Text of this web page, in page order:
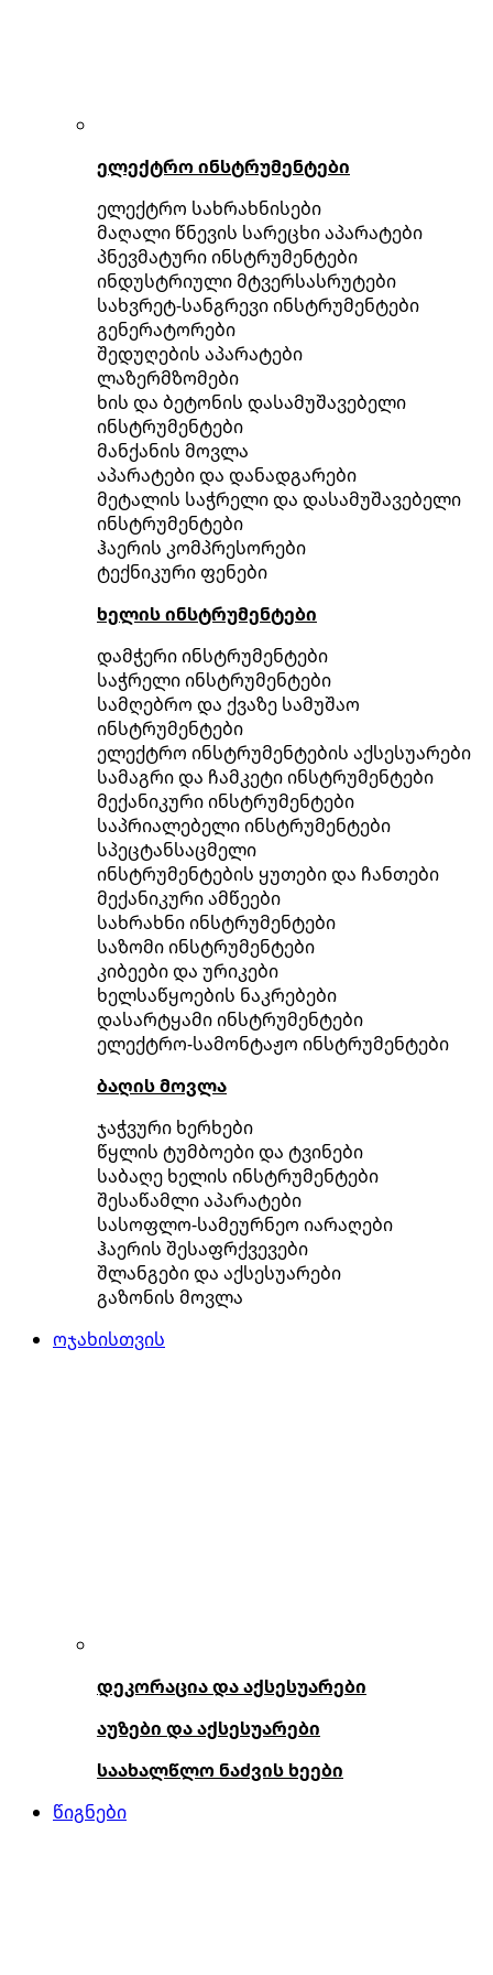
ელექტრო ინსტრუმენტები
ელექტრო სახრახნისები
მაღალი წნევის სარეცხი აპარატები
პნევმატური ინსტრუმენტები
ინდუსტრიული მტვერსასრუტები
სახვრეტ-სანგრევი ინსტრუმენტები
გენერატორები
შედუღების აპარატები
ლაზერმზომები
ხის და ბეტონის დასამუშავებელი
ინსტრუმენტები
მანქანის მოვლა
აპარატები და დანადგარები
მეტალის საჭრელი და დასამუშავებელი
ინსტრუმენტები
ჰაერის კომპრესორები
ტექნიკური ფენები
ხელის ინსტრუმენტები
დამჭერი ინსტრუმენტები
საჭრელი ინსტრუმენტები
სამღებრო და ქვაზე სამუშაო
ინსტრუმენტები
ელექტრო ინსტრუმენტების აქსესუარები
სამაგრი და ჩამკეტი ინსტრუმენტები
მექანიკური ინსტრუმენტები
საპრიალებელი ინსტრუმენტები
სპეცტანსაცმელი
ინსტრუმენტების ყუთები და ჩანთები
მექანიკური ამწეები
სახრახნი ინსტრუმენტები
საზომი ინსტრუმენტები
კიბეები და ურიკები
ხელსაწყოების ნაკრებები
დასარტყამი ინსტრუმენტები
ელექტრო-სამონტაჟო ინსტრუმენტები
ბაღის მოვლა
ჯაჭვური ხერხები
წყლის ტუმბოები და ტვინები
საბაღე ხელის ინსტრუმენტები
შესაწამლი აპარატები
სასოფლო-სამეურნეო იარაღები
ჰაერის შესაფრქვევები
შლანგები და აქსესუარები
გაზონის მოვლა
ოჯახისთვის
დეკორაცია და აქსესუარები
აუზები და აქსესუარები
საახალწლო ნაძვის ხეები
წიგნები